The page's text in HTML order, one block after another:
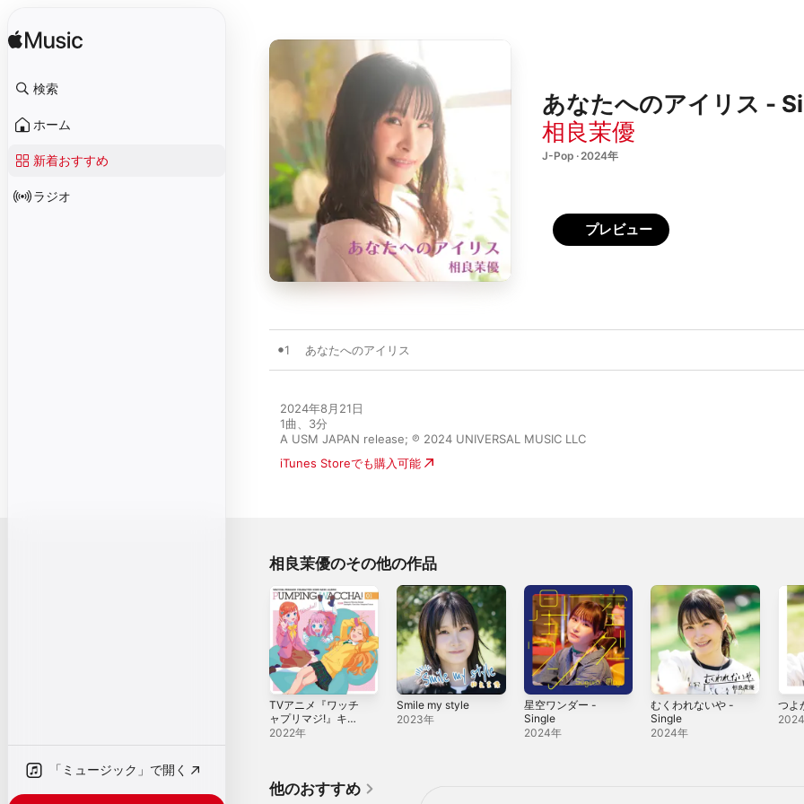
検索
ホーム
新着おすすめ
ラジオ
「ミュージック」で開く
あなたへのアイリス -
相良茉優
J-Pop · 2024年
プレビュー
1 あなたへのアイリス
2024年8月21日
1曲、3分
A USM JAPAN release; ℗ 2024 UNIVERSAL MUSIC LLC
iTunes Storeでも購入可能
相良茉優のその他の作品
TVアニメ『ワッチ
ャプリマジ!』キャ
ラクターソングミ
2022年
Smile my style
2023年
星空ワンダー -
Single
2024年
むくわれないや -
Single
2024年
つよ
他のおすすめ